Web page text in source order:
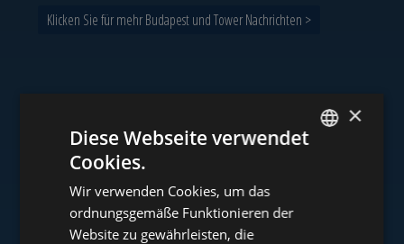
Klicken Sie für mehr Budapest und Tower Nachrichten >
Unser Portfolio
www.tower-investments.com
×
Diese Webseite verwendet
Cookies.
Wir verwenden Cookies, um das
ordnungsgemäße Funktionieren der
Website zu gewährleisten, die